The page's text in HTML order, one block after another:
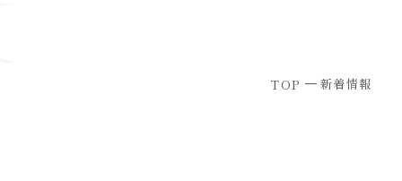
TOP 新着情報